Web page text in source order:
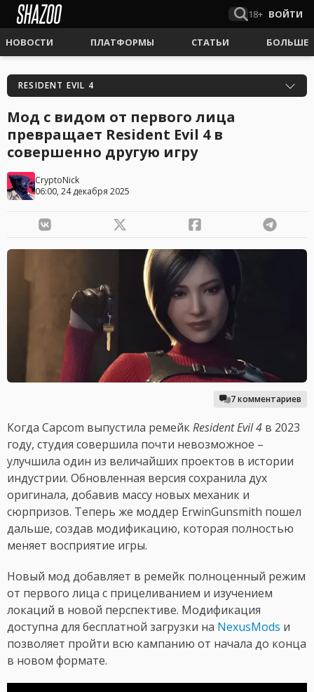
18+ ВОЙТИ
НОВОСТИ ПЛАТФОРМЫ СТАТЬИ БОЛЬШЕ
RESIDENT EVIL 4
Мод с видом от первого лица
превращает Resident Evil 4 в
совершенно другую игру
CryptoNick
06:00, 24 декабря 2025
7 комментариев
Когда Capcom выпустила ремейкResident Evil 4 в 2023
году, студия совершила почти невозможное –
улучшила один из величайших проектов в истории
индустрии. Обновленная версия сохранила дух
оригинала, добавив массу новых механик и
сюрпризов. Теперь же моддер ErwinGunsmith пошел
дальше, создав модификацию, которая полностью
меняет восприятие игры.
Новый мод добавляет в ремейк полноценный режим
от первого лица с прицеливанием и изучением
локаций в новой перспективе. Модификация
доступна для бесплатной загрузки на NexusMods и
позволяет пройти всю кампанию от начала до конца
в новом формате.